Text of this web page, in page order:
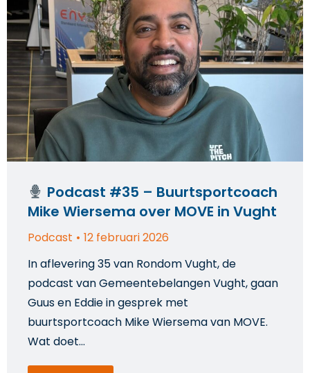
Podcast #35 – Buurtsportcoach
Mike Wiersema over MOVE in Vught
Podcast
12 februari 2026
In aflevering 35 van Rondom Vught, de
podcast van Gemeentebelangen Vught, gaan
Guus en Eddie in gesprek met
buurtsportcoach Mike Wiersema van MOVE.
Wat doet…